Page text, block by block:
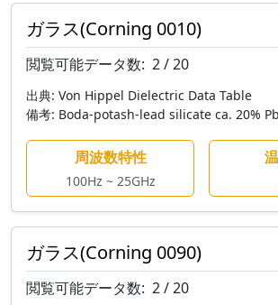
ガラス(Corning 0010)
閲覧可能データ数: 2 / 20
出典: Von Hippel Dielectric Data Table
備考: Boda-potash-lead silicate ca. 20%
周波数特性
100Hz ~ 25GHz
ガラス(Corning 0090)
閲覧可能データ数: 2 / 20